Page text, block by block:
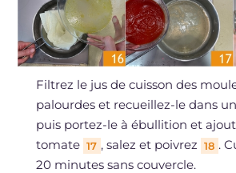
Filtrez le jus de cuisson des
palourdes et recueillez-le dans
puis portez-le à ébullition et
tomate 17 , salez et poivrez 18 .
20 minutes sans couvercle.